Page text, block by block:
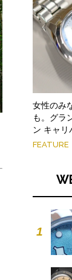
女性のみ
も。グラ
ン キャ
FEATURE
1